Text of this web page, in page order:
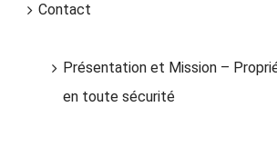
Contact
Présentation et Mission –
en toute sécurité